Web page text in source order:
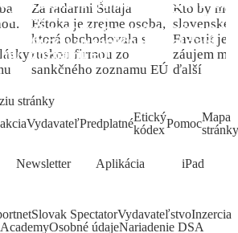
Za radarmi Šutaja
Eštoka je zrejme osoba,
ktorá obchodovala s
ruskou firmou zo
sankčného zoznamu EÚ
Kto by
slovenské
Favorit je
záujem
ďalší
stránky
VydavateľPredplatnéEtický
kódexPomocMapa
stránky
Newsletter Aplikácia iPad
Slovak SpectatorVydavateľstvoInzercia
Osobné údajeNariadenie DSA